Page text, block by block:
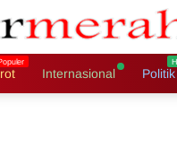
Internasional Politik